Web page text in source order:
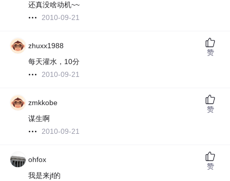
还真没啥动机~~
2010-09-21
zhuxx1988
每天灌水，10分
2010-09-21
赞
zmkkobe
谋生啊
2010-09-21
赞
ohfox
我是来jf的
赞